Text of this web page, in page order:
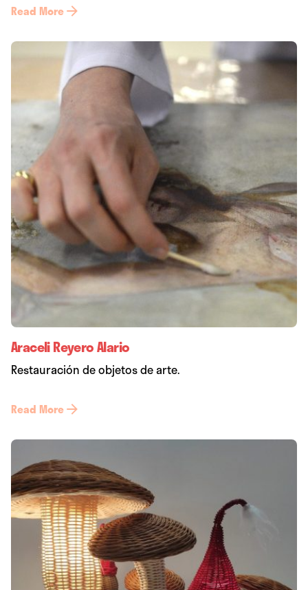
Read More
Araceli Reyero Alario
Restauración de objetos de arte.
Read More